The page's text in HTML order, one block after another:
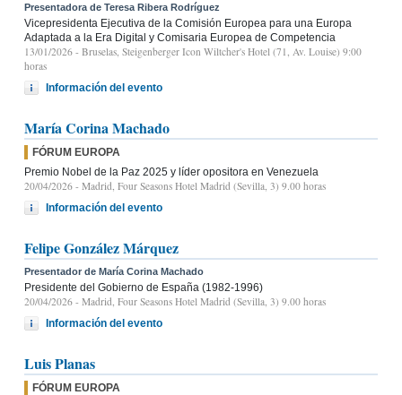
Presentadora de Teresa Ribera Rodríguez
Vicepresidenta Ejecutiva de la Comisión Europea para una Europa
Adaptada a la Era Digital y Comisaria Europea de Competencia
13/01/2026 - Bruselas, Steigenberger Icon Wiltcher's Hotel (71, Av. Louise) 9:00
horas
Información del evento
María Corina Machado
FÓRUM EUROPA
Premio Nobel de la Paz 2025 y líder opositora en Venezuela
20/04/2026 - Madrid, Four Seasons Hotel Madrid (Sevilla, 3) 9.00 horas
Información del evento
Felipe González Márquez
Presentador de María Corina Machado
Presidente del Gobierno de España (1982-1996)
20/04/2026 - Madrid, Four Seasons Hotel Madrid (Sevilla, 3) 9.00 horas
Información del evento
Luis Planas
FÓRUM EUROPA